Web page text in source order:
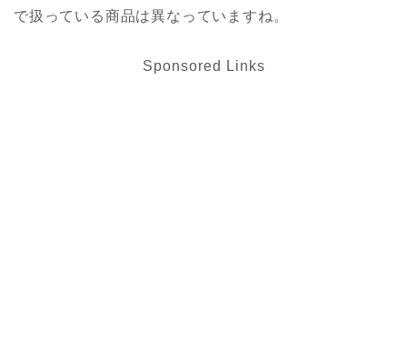
で扱っている商品は異なっていますね。
Sponsored Links